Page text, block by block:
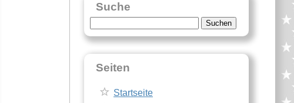
Suche
nach:
Seiten
Startseite